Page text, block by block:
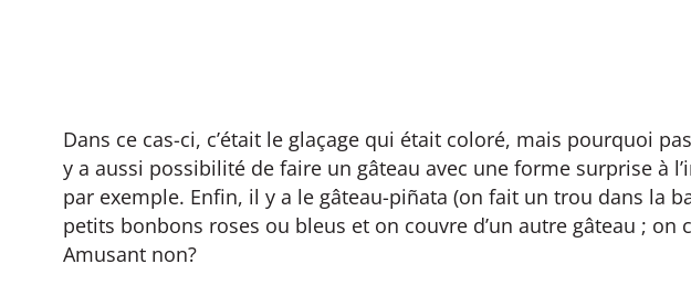
Dans ce cas-ci, c’était le glaçage qui était coloré, mais pourquoi
y a aussi possibilité de faire un gâteau avec une forme surprise à
par exemple. Enfin, il y a le gâteau-piñata (on fait un trou dans la
petits bonbons roses ou bleus et on couvre d’un autre gâteau ; on
Amusant non?